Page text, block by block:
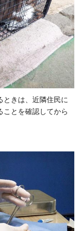
ときは、近隣住民に
ことを確認してから